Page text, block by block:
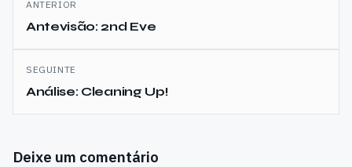
Pokémon à mistura, a
combinação foi um
de
artigos
ANTERIOR
Antevisão: 2nd Eve
SEGUINTE
Análise: Cleaning Up!
Deixe um comentário